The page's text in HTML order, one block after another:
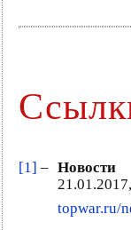
[1] – Новости
topwar.ru/